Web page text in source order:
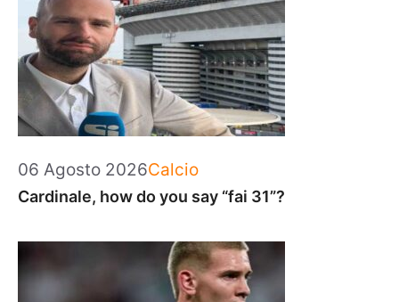
06 Agosto 2026Categorie
Calcio
Cardinale, how do you say “fai 31”?